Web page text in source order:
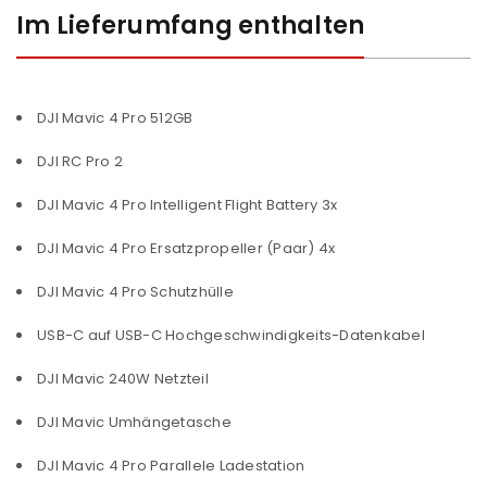
ANMELDEN
Benutzername oder E-Mail-Adresse*
Passwort*
Anmeldeformular geschützt durch
Im Lieferumfang enthalten
DJI Mavic 4 Pro 512GB
DJI RC Pro 2
DJI Mavic 4 Pro Intelligent Flight Battery 3x
DJI Mavic 4 Pro Ersatzpropeller (Paar) 4x
DJI Mavic 4 Pro Schutzhülle
USB-C auf USB-C Hochgeschwindigkeits-Datenkabel
DJI Mavic 240W Netzteil
DJI Mavic Umhängetasche
DJI Mavic 4 Pro Parallele Ladestation